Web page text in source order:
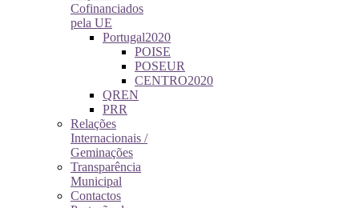
Cofinanciados
pela UE
Portugal2020
POISE
POSEUR
CENTRO2020
QREN
PRR
Relações
Internacionais /
Geminações
Transparência
Municipal
Contactos